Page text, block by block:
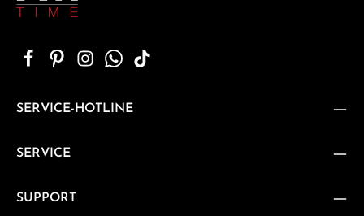
SERVICE-HOTLINE
SERVICE
SUPPORT